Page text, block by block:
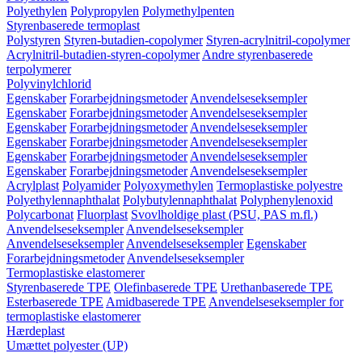
Polyethylen Polypropylen Polymethylpenten
Styrenbaserede termoplast
Polystyren Styren-butadien-copolymer Styren-acrylnitril-copolymer
Acrylnitril-butadien-styren-copolymer Andre styrenbaserede
terpolymerer
Polyvinylchlorid
Egenskaber Forarbejdningsmetoder Anvendelseseksempler
Egenskaber Forarbejdningsmetoder Anvendelseseksempler
Egenskaber Forarbejdningsmetoder Anvendelseseksempler
Egenskaber Forarbejdningsmetoder Anvendelseseksempler
Egenskaber Forarbejdningsmetoder Anvendelseseksempler
Egenskaber Forarbejdningsmetoder Anvendelseseksempler
Acrylplast Polyamider Polyoxymethylen Termoplastiske polyestre
Polyethylennaphthalat Polybutylennaphthalat Polyphenylenoxid
Polycarbonat Fluorplast Svovlholdige plast (PSU, PAS m.fl.)
Anvendelseseksempler Anvendelseseksempler
Anvendelseseksempler Anvendelseseksempler Egenskaber
Forarbejdningsmetoder Anvendelseseksempler
Termoplastiske elastomerer
Styrenbaserede TPE Olefinbaserede TPE Urethanbaserede TPE
Esterbaserede TPE Amidbaserede TPE Anvendelseseksempler for
termoplastiske elastomerer
Hærdeplast
Umættet polyester (UP)